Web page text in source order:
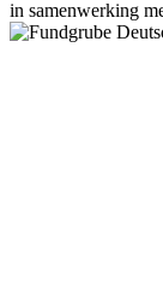
in samenwerking